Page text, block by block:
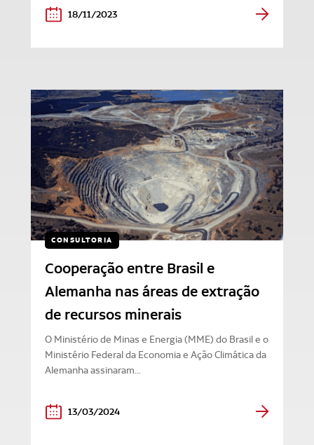
18/11/2023
CONSULTORIA
Cooperação entre Brasil e
Alemanha nas áreas de extração
de recursos minerais
O Ministério de Minas e Energia (MME) do Brasil e o
Ministério Federal da Economia e Ação Climática da
Alemanha assinaram...
13/03/2024